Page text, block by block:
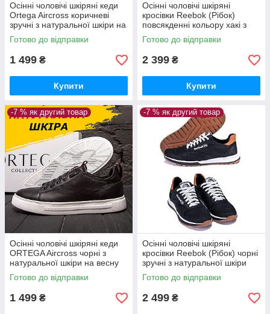
Осінні чоловічі шкіряні кеди
Ortega Aircross коричневі
зручні з натуральної шкіри на
осінь *83/2кор.кр(б)*
Готово до відправки
1 499 ₴
Купити
Осінні чоловічі шкіряні
кросівки Reebok (Рібок)
повсякденні кольору хакі з
натуральної шкіри *R-01 хаки
А*
Готово до відправки
2 399 ₴
Купити
-7 % як другий товар
Осінні чоловічі шкіряні кеди
ORTEGA Aircross чорні з
натуральної шкіри на весну
*203чл+красн(б)*
Готово до відправки
1 499 ₴
-7 % як другий товар
Осінні чоловічі шкіряні
кросівки Reebok (Рібок) чорні
зручні з натуральної шкіри
Готово до відправки
2 499 ₴